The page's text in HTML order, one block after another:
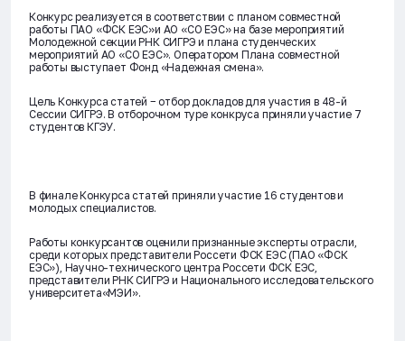
Конкурс реализуется в соответствии с планом совместной
работы ПАО «ФСК ЕЭС»и АО «СО ЕЭС» на базе мероприятий
Молодежной секции РНК СИГРЭ и плана студенческих
мероприятий АО «СО ЕЭС». Оператором Плана совместной
работы выступает Фонд «Надежная смена».
Цель Конкурса статей − отбор докладов для участия в 48-й
Сессии СИГРЭ. В отборочном туре конкруса приняли участие 7
студентов КГЭУ.
В финале Конкурса статей приняли участие 16 студентов и
молодых специалистов.
Работы конкурсантов оценили признанные эксперты отрасли,
среди которых представители Россети ФСК ЕЭС (ПАО «ФСК
ЕЭС»), Научно-технического центра Россети ФСК ЕЭС,
представители РНК СИГРЭ и Национального исследовательского
университета«МЭИ».